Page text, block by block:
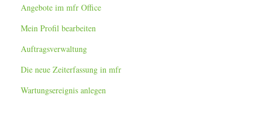
Angebote im mfr Office
Mein Profil bearbeiten
Auftragsverwaltung
Die neue Zeiterfassung in mfr
Wartungsereignis anlegen